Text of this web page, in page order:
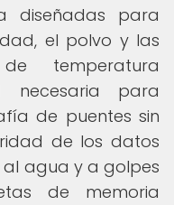
diseñadas para
el polvo y las
temperatura
necesaria para
de puentes sin
de los datos
agua y a golpes
de memoria